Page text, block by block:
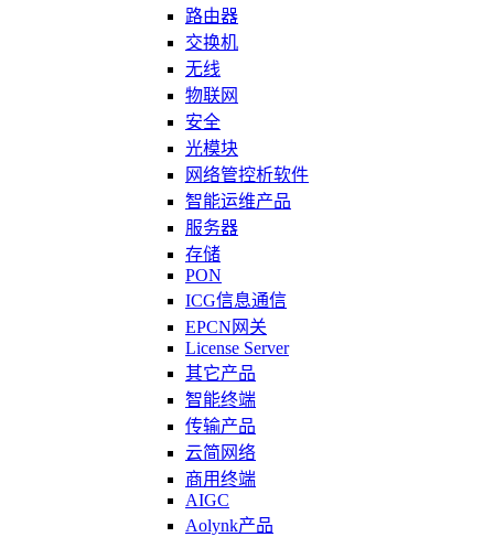
路由器
交换机
无线
物联网
安全
光模块
网络管控析软件
智能运维产品
服务器
存储
PON
ICG信息通信
EPCN网关
License Server
其它产品
智能终端
传输产品
云简网络
商用终端
AIGC
Aolynk产品